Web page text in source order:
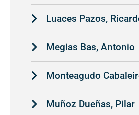
Luaces Pazos,
Megias Bas, Antonio
Monteagudo
Muñoz Dueñas, Pilar